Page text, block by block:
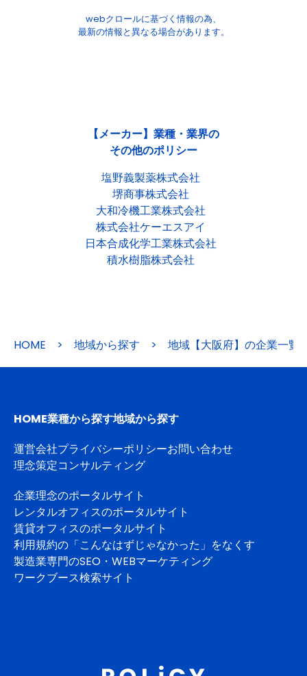
webクロールに基づく情報の為、
最新の情報と異なる場合があります。
【メーカー】業種・業界の
その他のポリシー
塩野義製薬株式会社
堺商事株式会社
大和冷機工業株式会社
株式会社ケーエスアイ
日本合成化学工業株式会社
積水樹脂株式会社
HOME > 地域から探す > 地域【大阪府】の企業一覧
HOME業種から探す地域から探す
運営会社プライバシーポリシーお問い合わせ
理念策定コンサルティング
企業理念のポータルサイト
レンタルオフィスのポータルサイト
賃貸オフィスのポータルサイト
利用規約の「こんなはずじゃなかった」をなくす
製造業専門のSEO・WEBマーケティング
ワークブース検索サイト